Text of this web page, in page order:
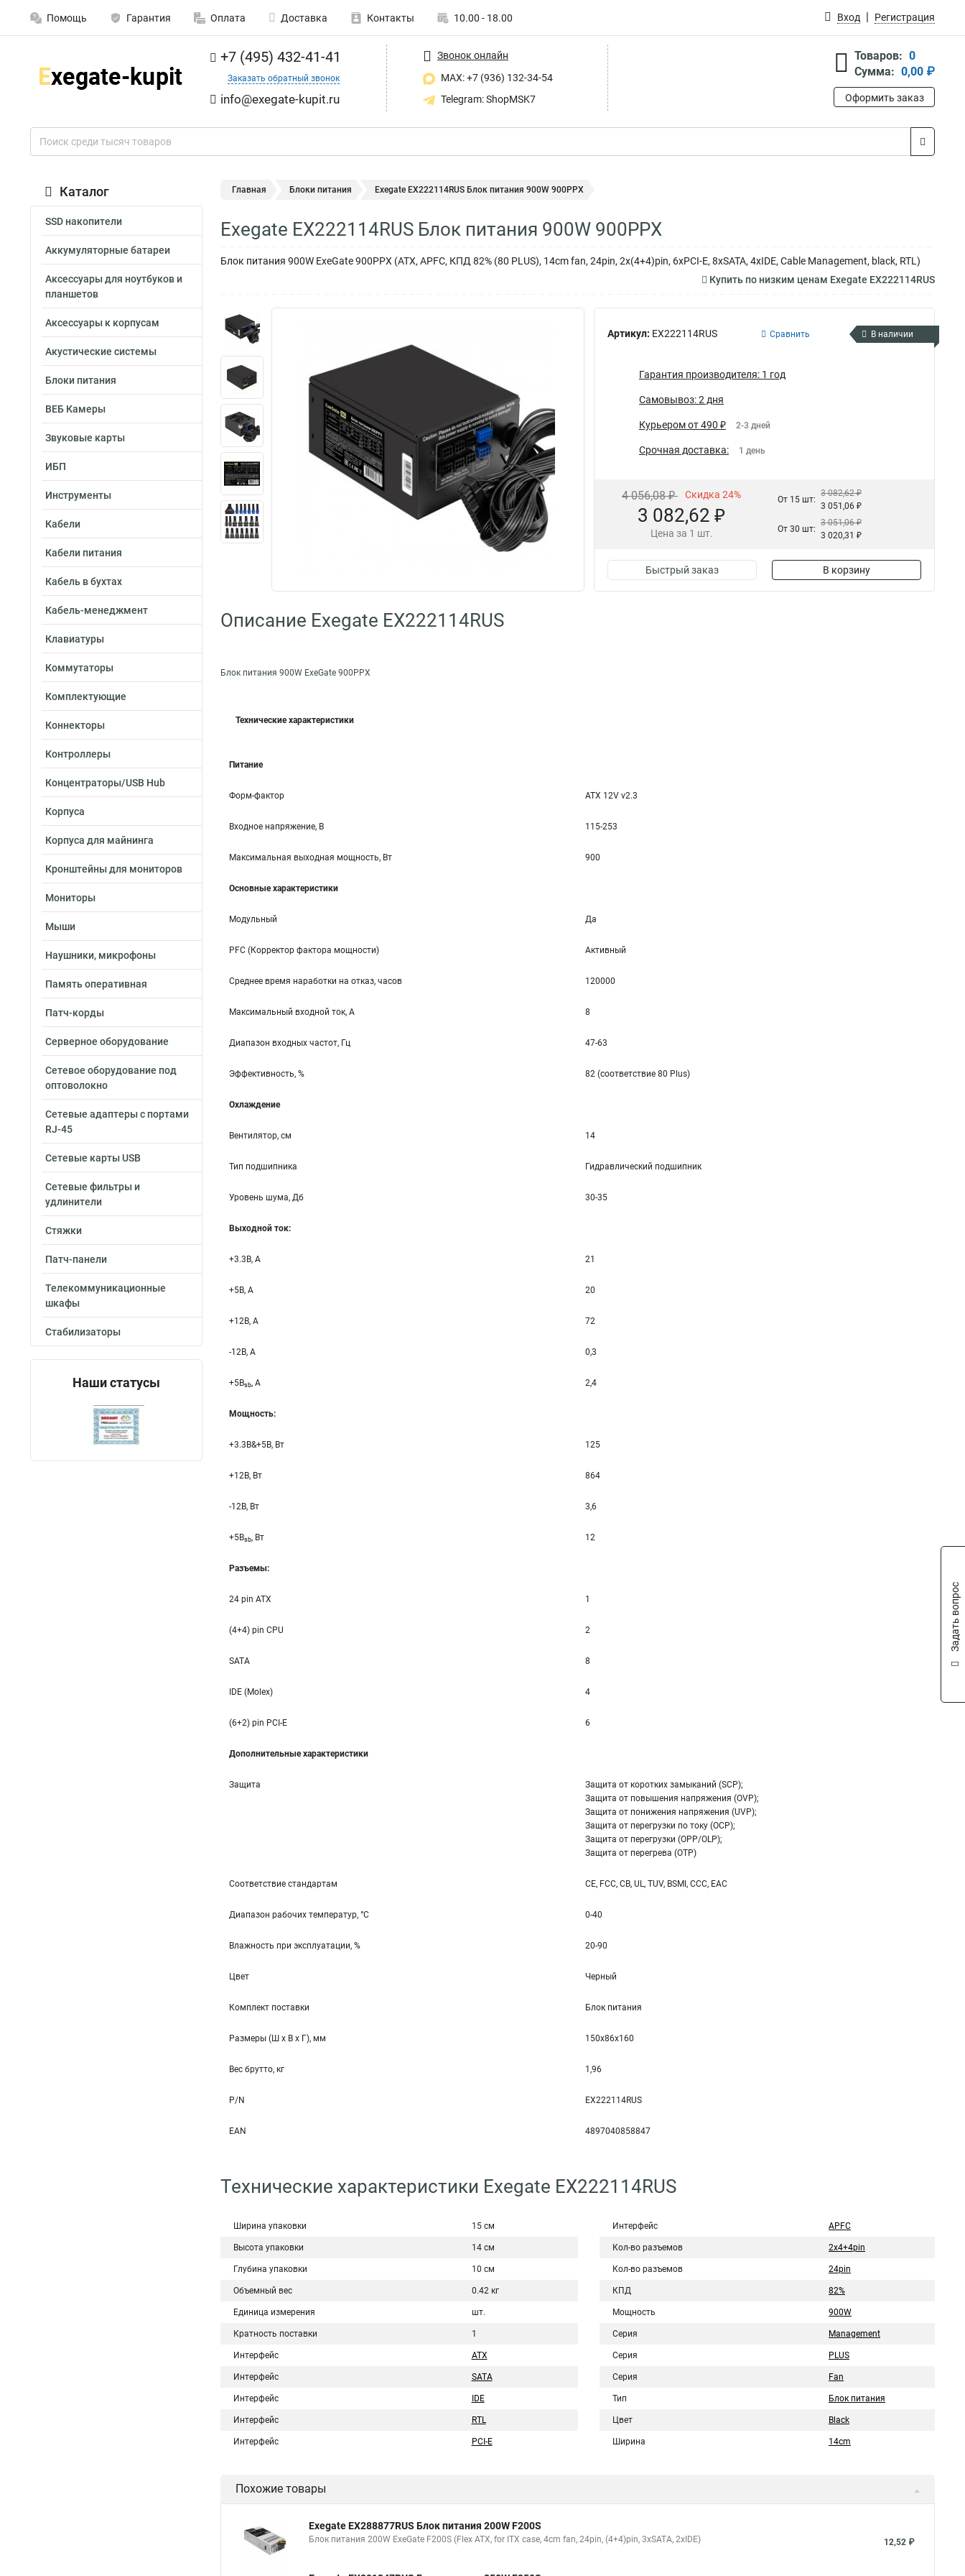
Помощь Гарантия Оплата Доставка Контакты 10.00 - 18.00 Вход Регистрация
+7 (495) 432-41-41
Заказать обратный звонок
info@exegate-kupit.ru
Звонок онлайн
MAX: +7 (936) 132-34-54
Telegram: ShopMSK7
Товаров: 0
Сумма: 0,00 ₽
Оформить заказ
Каталог
SSD накопители
Аккумуляторные батареи
Аксессуары для ноутбуков и
планшетов
Аксессуары к корпусам
Акустические системы
Блоки питания
ВЕБ Камеры
Звуковые карты
ИБП
Инструменты
Кабели
Кабели питания
Кабель в бухтах
Кабель-менеджмент
Клавиатуры
Коммутаторы
Комплектующие
Коннекторы
Контроллеры
Концентраторы/USB Hub
Корпуса
Корпуса для майнинга
Кронштейны для мониторов
Мониторы
Мыши
Наушники, микрофоны
Память оперативная
Патч-корды
Серверное оборудование
Сетевое оборудование под
оптоволокно
Сетевые адаптеры с портами
RJ-45
Сетевые карты USB
Сетевые фильтры и
удлинители
Стяжки
Патч-панели
Телекоммуникационные
шкафы
Стабилизаторы
Наши статусы
Главная Блоки питания Exegate EX222114RUS Блок питания 900W 900PPX
Exegate EX222114RUS Блок питания 900W 900PPX
Блок питания 900W ExeGate 900PPX (ATX, APFC, КПД 82% (80 PLUS), 14cm fan, 24pin, 2x(4+4)pin, 6xPCI-E, 8xSATA, 4xIDE, Cable Management, black, RTL)
Купить по низким ценам Exegate EX222114RUS
Артикул: EX222114RUS Сравнить В наличии
Гарантия производителя: 1 год
Самовывоз: 2 дня
Курьером от 490 ₽ 2-3 дней
Срочная доставка: 1 день
4 056,08 ₽ Скидка 24%
3 082,62 ₽
Цена за 1 шт.
От 15 шт:
3 082,62 ₽
3 051,06 ₽
От 30 шт:
3 051,06 ₽
3 020,31 ₽
Быстрый заказ В корзину
Описание Exegate EX222114RUS
Блок питания 900W ExeGate 900PPX
Технические характеристики
Питание
Форм-фактор ATX 12V v2.3
Входное напряжение, В 115-253
Максимальная выходная мощность, Вт 900
Основные характеристики
Модульный Да
PFC (Корректор фактора мощности) Активный
Среднее время наработки на отказ, часов 120000
Максимальный входной ток, А 8
Диапазон входных частот, Гц 47-63
Эффективность, % 82 (соответствие 80 Plus)
Охлаждение
Вентилятор, см 14
Тип подшипника Гидравлический подшипник
Уровень шума, Дб 30-35
Выходной ток:
+3.3B, А 21
+5B, А 20
+12B, A 72
-12B, A 0,3
+5Bsb, A 2,4
Мощность:
+3.3B&+5B, Вт 125
+12B, Вт 864
-12B, Вт 3,6
+5Bsb, Вт 12
Разъемы:
24 pin ATX 1
(4+4) pin CPU 2
SATA 8
IDE (Molex) 4
(6+2) pin PCI-E 6
Дополнительные характеристики
Защита
Защита от коротких замыканий (SCP);
Защита от повышения напряжения (OVP);
Защита от понижения напряжения (UVP);
Защита от перегрузки по току (OCP);
Защита от перегрузки (OPP/OLP);
Защита от перегрева (OTP)
Соответствие стандартам CE, FCC, CB, UL, TUV, BSMI, CCC, EAC
Диапазон рабочих температур, °С 0-40
Влажность при эксплуатации, % 20-90
Цвет Черный
Комплект поставки Блок питания
Размеры (Ш x В x Г), мм 150x86x160
Вес брутто, кг 1,96
P/N EX222114RUS
EAN 4897040858847
Технические характеристики Exegate EX222114RUS
Ширина упаковки 15 см
Высота упаковки 14 см
Глубина упаковки 10 см
Объемный вес 0.42 кг
Единица измерения шт.
Кратность поставки 1
Интерфейс ATX
Интерфейс SATA
Интерфейс IDE
Интерфейс RTL
Интерфейс PCI-E
Интерфейс APFC
Кол-во разъемов 2x4+4pin
Кол-во разъемов 24pin
КПД 82%
Мощность 900W
Серия Management
Серия PLUS
Серия Fan
Тип Блок питания
Цвет Black
Ширина 14cm
Похожие товары
Exegate EX288877RUS Блок питания 200W F200S
Блок питания 200W ExeGate F200S (Flex ATX, for ITX case, 4cm fan, 24pin, (4+4)pin, 3xSATA, 2xIDE) 12,52 ₽
Задать вопрос